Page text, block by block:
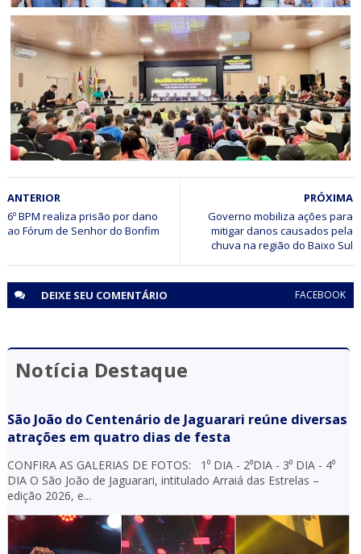
REGIÃO DE JAGUARARI
Secretária da Saúde se reúne com prefeitos e apresenta
novo modelo assistencial do Hospital Dom Antônio
Monteiro, em Senhor do Bonfim
Piemonte Norte do Itapicuru: Audiência Pública discute
implantação de CEASA e Rota do Agroecoturismo
PRÓXIMA
Governo mobiliza ações para
mitigar danos causados pela
ANTERIOR
6º BPM realiza prisão por dano
DEIXE SEU COMENTÁRIO FACEBOOK
Notícia Destaque
São João do Centenário de Jaguarari reúne diversas
atrações em quatro dias de festa
CONFIRA AS GALERIAS DE FOTOS: 1⁰ DIA - 2⁰DIA - 3⁰ DIA - 4⁰
DIA O São João de Jaguarari, intitulado Arraiá das Estrelas –
edição 2026, e...